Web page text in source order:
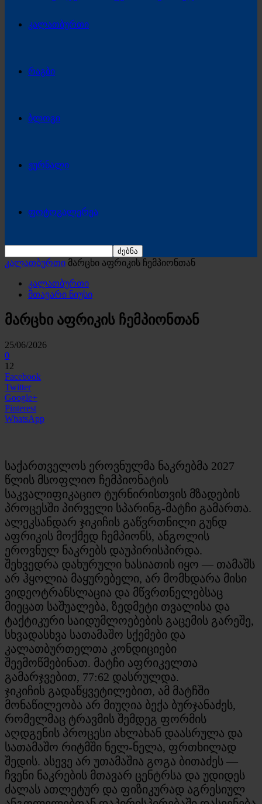
კალათბურთი
რაგბი
ბლოგი
ჟურნალი
ფოტოგალერეა
კალათბურთი მარცხი აფრიკის ჩემპიონთან
კალათბურთი
მთავარი ნიუსი
მარცხი აფრიკის ჩემპიონთან
25/06/2026
0
12
Facebook
Twitter
Google+
Pinterest
WhatsApp
საქართველოს ეროვნულმა ნაკრებმა 2027
წლის მსოფლიო ჩემპიონატის
საკვალიფიკაციო ტურნირისთვის მზადების
პროცესში პირველი სპარინგ-მატჩი გამართა.
ალეკსანდარ ჯიკიჩის გაწვრთნილი გუნდ
აფრიკის მოქმედ ჩემპიონს, ანგოლის
ეროვნულ ნაკრებს დაუპირისპირდა.
შეხვედრა დახურული ხასიათის იყო — თამაშს
არ ჰყოლია მაყურებელი, არ მომხდარა მისი
ვიდეოტრანსლაცია და მწვრთნელებსაც
მიეცათ საშუალება, ზედმეტი თვალისა და
ტაქტიკური საიდუმლოებების გაცემის გარეშე,
სხვადასხვა სათამაშო სქემები და
კალათბურთელთა კონდიციები
შეემოწმებინათ. მატჩი აფრიკელთა
გამარჯვებით, 77:62 დასრულდა.
ჯიკიჩის გადაწყვეტილებით, ამ მატჩში
მონაწილეობა არ მიუღია ბექა ბურჯანაძეს,
რომელმაც ტრავმის შემდეგ ფორმის
აღდგენის პროცესი ახლახან დაასრულა და
სათამაშო რიტმში ნელ-ნელა, ფრთხილად
შედის. ასევე არ უთამაშია გოგა ბითაძეს —
ჩვენი ნაკრების მთავარ ცენტრსა და უდიდეს
ძალას ათლეტურ და ფიზიკურად აგრესიულ